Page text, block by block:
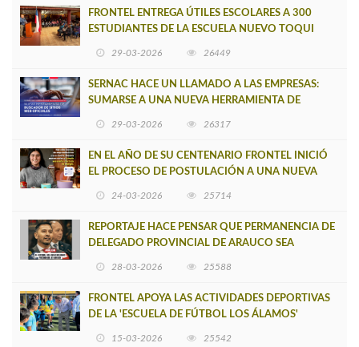
FRONTEL ENTREGA ÚTILES ESCOLARES A 300
ESTUDIANTES DE LA ESCUELA NUEVO TOQUI
29-03-2026 26449
SERNAC HACE UN LLAMADO A LAS EMPRESAS:
SUMARSE A UNA NUEVA HERRAMIENTA DE
29-03-2026 26317
EN EL AÑO DE SU CENTENARIO FRONTEL INICIÓ
EL PROCESO DE POSTULACIÓN A UNA NUEVA
24-03-2026 25714
REPORTAJE HACE PENSAR QUE PERMANENCIA DE
DELEGADO PROVINCIAL DE ARAUCO SEA
28-03-2026 25588
FRONTEL APOYA LAS ACTIVIDADES DEPORTIVAS
DE LA 'ESCUELA DE FÚTBOL LOS ÁLAMOS'
15-03-2026 25542